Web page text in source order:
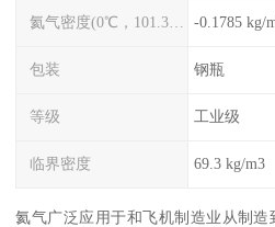
氦气密度(0℃，101.325kPa) -0.1785 kg/
包装 钢瓶
等级 工业级
临界密度 69.3 kg/m3
氦气广泛应用于和飞机制造业从制